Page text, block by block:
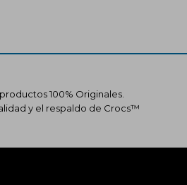
Perú
100% Originales.
y el respaldo de Crocs™